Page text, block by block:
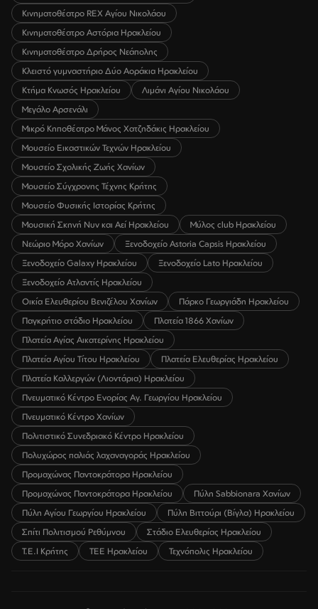
Κινηματοθέατρο REX Αγίου Νικολάου
Κινηματοθέατρο Αστόρια Ηρακλείου
Κινηματοθέατρο Δρήρος Νεάπολης
Κλειστό γυμναστήριο Δύο Αοράκια Ηρακλείου
Κτήμα Κνωσός Ηρακλείου
Λιμάνι Αγίου Νικολάου
Μεγάλο Αρσενάλι
Μικρό Κηποθέατρο Μάνος Χατζηδάκις Ηρακλείου
Μουσείο Εικαστικών Τεχνών Ηρακλείου
Μουσείο Σχολικής Ζωής Χανίων
Μουσείο Σύγχρονης Τέχνης Κρήτης
Μουσείο Φυσικής Ιστορίας Κρήτης
Μουσική Σκηνή Νυν και Αεί Ηρακλείου
Μύλος club Ηρακλείου
Νεώριο Μόρο Χανίων
Ξενοδοχείο Astoria Capsis Ηρακλείου
Ξενοδοχείο Galaxy Ηρακλείου
Ξενοδοχείο Lato Ηρακλείου
Ξενοδοχείο Ατλαντίς Ηρακλείου
Οικία Ελευθερίου Βενιζέλου Χανίων
Πάρκο Γεωργιάδη Ηρακλείου
Παγκρήτιο στάδιο Ηρακλείου
Πλατεία 1866 Χανίων
Πλατεία Αγίας Αικατερίνης Ηρακλείου
Πλατεία Αγίου Τίτου Ηρακλείου
Πλατεία Ελευθερίας Ηρακλείου
Πλατεία Καλλεργών (Λιοντάρια) Ηρακλείου
Πνευματικό Κέντρο Ενορίας Αγ. Γεωργίου Ηρακλείου
Πνευματικό Κέντρο Χανίων
Πολιτιστικό Συνεδριακό Κέντρο Ηρακλείου
Πολυχώρος παλιάς λαχαναγοράς Ηρακλείου
Προμαχώνας Παντοκράτορα Ηρακλείου
Προμαχώνας Παντοκράτορα Ηρακλείου
Πύλη Sabbionara Χανίων
Πύλη Αγίου Γεωργίου Ηρακλείου
Πύλη Βιττούρι (Βίγλα) Ηρακλείου
Σπίτι Πολιτισμού Ρεθύμνου
Στάδιο Ελευθερίας Ηρακλείου
Τ.Ε.Ι Κρήτης
ΤΕΕ Ηρακλείου Τεχνόπολις Ηρακλείου